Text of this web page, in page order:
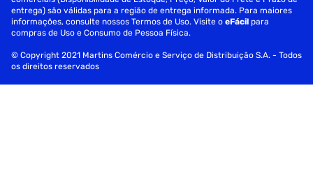
entrega) são válidas para a região de entrega informada. Para maiores
informações, consulte nossos Termos de Uso. Visite oeFácil para
compras de Uso e Consumo de Pessoa Física.
© Copyright 2021 Martins Comércio e Serviço de Distribuição S.A. - Todos
os direitos reservados